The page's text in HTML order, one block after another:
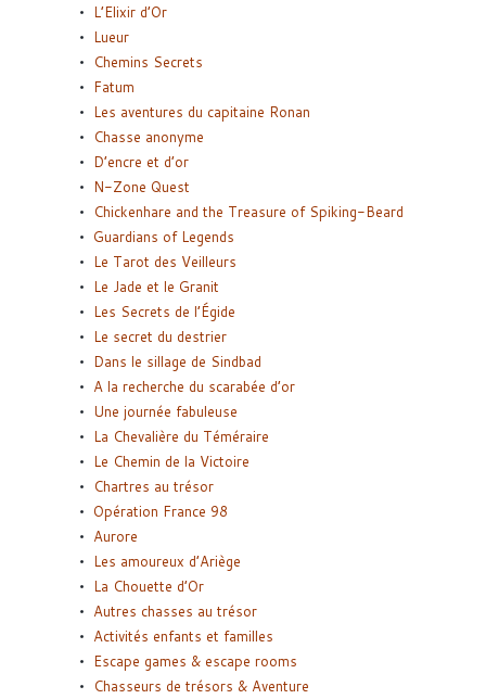
L’Elixir d’Or
Lueur
Chemins Secrets
Fatum
Les aventures du capitaine Ronan
Chasse anonyme
D’encre et d’or
N-Zone Quest
Chickenhare and the Treasure of Spiking-Beard
Guardians of Legends
Le Tarot des Veilleurs
Le Jade et le Granit
Les Secrets de l’Égide
Le secret du destrier
Dans le sillage de Sindbad
A la recherche du scarabée d’or
Une journée fabuleuse
La Chevalière du Téméraire
Le Chemin de la Victoire
Chartres au trésor
Opération France 98
Aurore
Les amoureux d’Ariège
La Chouette d’Or
Autres chasses au trésor
Activités enfants et familles
Escape games & escape rooms
Chasseurs de trésors & Aventure